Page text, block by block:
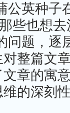
公英种子
些也想
问题，逐
整篇文
章的寓
的深刻